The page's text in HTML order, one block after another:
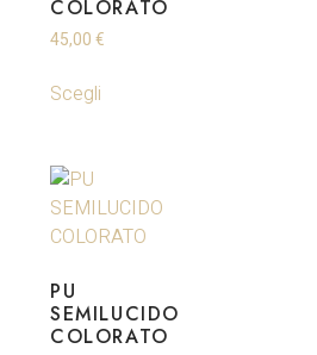
COLORATO
45,00 €
Scegli
PU
SEMILUCIDO
COLORATO